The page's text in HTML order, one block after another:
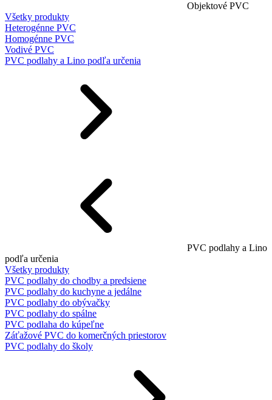
Objektové PVC
Všetky produkty
Heterogénne PVC
Homogénne PVC
Vodivé PVC
PVC podlahy a Lino podľa určenia
PVC podlahy a Lino
podľa určenia
Všetky produkty
PVC podlahy do chodby a predsiene
PVC podlahy do kuchyne a jedálne
PVC podlahy do obývačky
PVC podlahy do spálne
PVC podlaha do kúpeľne
Záťažové PVC do komerčných priestorov
PVC podlahy do školy